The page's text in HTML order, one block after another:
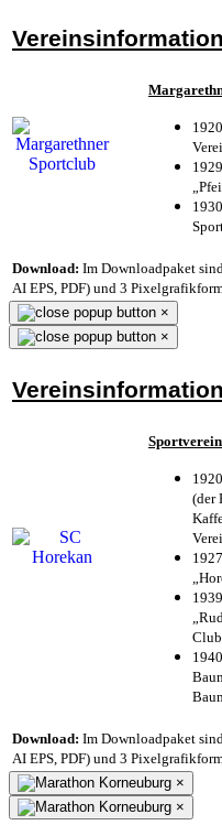
Download: Im Downloadpaket
AI EPS, PDF) und 3
×
×
(der
Download: Im Downloadpaket
AI EPS, PDF) und 3
×
×